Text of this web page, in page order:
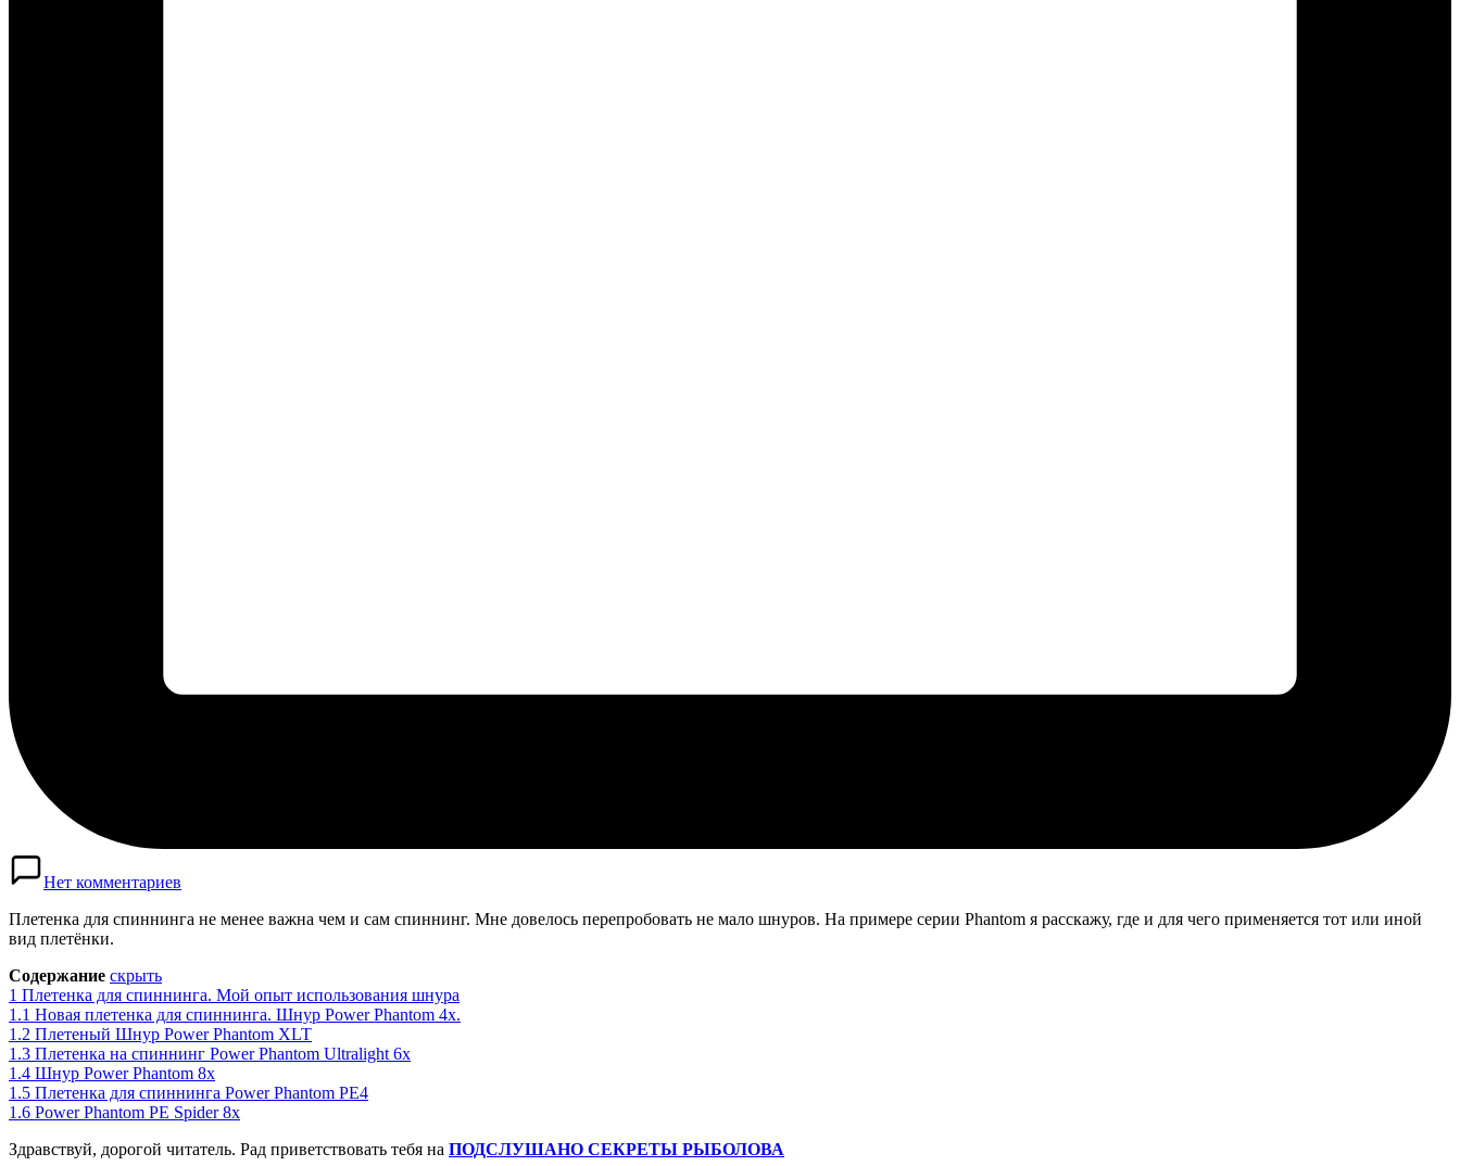
Нет комментариев
Плетенка для спиннинга не менее важна чем и сам спиннинг. Мне довелось перепробовать не мало шнуров. На примере серии Phantom я расскажу, где и для чего применяется тот или иной
вид плетёнки.
Содержание скрыть
1 Плетенка для спиннинга. Мой опыт использования шнура
1.1 Новая плетенка для спиннинга. Шнур Power Phantom 4x.
1.2 Плетеный Шнур Power Phantom XLT
1.3 Плетенка на спиннинг Power Phantom Ultralight 6x
1.4 Шнур Power Phantom 8x
1.5 Плетенка для спиннинга Power Phantom PE4
1.6 Power Phantom PE Spider 8x
Здравствуй, дорогой читатель. Рад приветствовать тебя на ПОДСЛУШАНО СЕКРЕТЫ РЫБОЛОВА